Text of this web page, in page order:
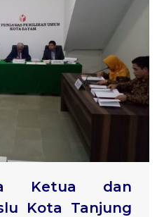
Ketua dan
Kota Tanjung